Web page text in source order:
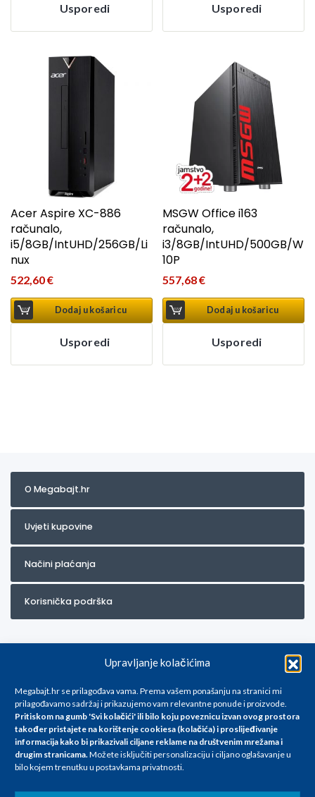
Upravljanje kolačićima
Megabajt.hr se prilagođava vama. Prema vašem ponašanju na stranici mi
prilagođavamo sadržaj i prikazujemo vam relevantne ponude i proizvode.
Pritiskom na gumb 'Svi kolačići' ili bilo koju poveznicu izvan ovog prostora
također pristajete na korištenje cookiesa (kolačića) i proslijeđivanje
informacija kako bi prikazivali ciljane reklame na društvenim mrežama i
drugim stranicama.Možete isključiti personalizaciju i ciljano oglašavanje u
bilo kojem trenutku u postavkama privatnosti.
Usporedi Usporedi
Acer Aspire XC-886
računalo,
i5/8GB/IntUHD/256GB/Li
nux
522,60€
Dodaj u košaricu
Usporedi
MSGW Office i163
računalo,
i3/8GB/IntUHD/500GB/W
10P
557,68€
Dodaj u košaricu
Usporedi
O Megabajt.hr
Uvjeti kupovine
Načini plaćanja
Korisnička podrška
Za artikle kojih trenutno nema u ponudi obratite nam se na
info@megabajt.hr. Sve cijene su informativnog karaktera i podložne su
promjenama, a
iskazane su za avansno plaćanje(gotovina) u Eurima i uključuju PDV. Sve
se razlikovati od cijena u našim poslovnicama. Trudimo se dati što bolji